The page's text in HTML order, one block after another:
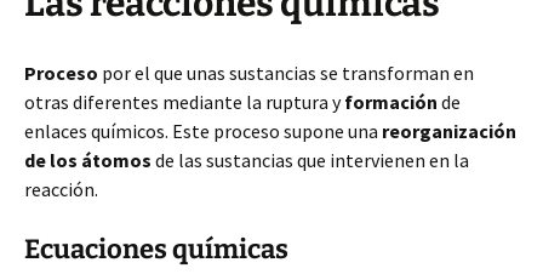
Proceso por el que unas sustancias se transforman en
otras diferentes mediante la ruptura yformación de
enlaces químicos. Este proceso supone una reorganización
de los átomos de las sustancias que intervienen en la
reacción.
Ecuaciones químicas